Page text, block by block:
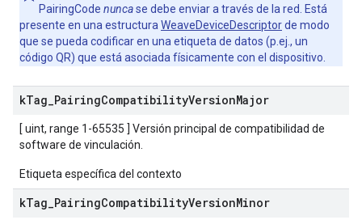
PairingCode nuncase debe enviar a través de la red. Está
presente en una estructura WeaveDeviceDescriptorde modo
que se pueda codificar en una etiqueta de datos (p.ej., un
código QR) que está asociada físicamente con el dispositivo.
kTag PairingCompatibilityVersionMajor
[ uint, range 1-65535 ] Versión principal de compatibilidad de
software de vinculación.
Etiqueta específica del contexto
kTag PairingCompatibilityVersionMinor